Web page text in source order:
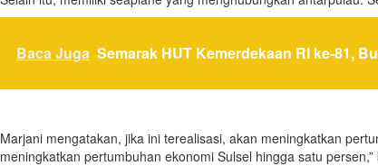
Baca Juga Semarak HUT Kemerdekaan RI ke-81,
Marjani mengatakan, jika ini terealisasi, akan meningkatkan
meningkatkan pertumbuhan ekonomi Sulsel hingga satu